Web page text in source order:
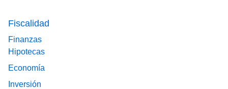
Fiscalidad
Finanzas
Hipotecas
Economía
Inversión